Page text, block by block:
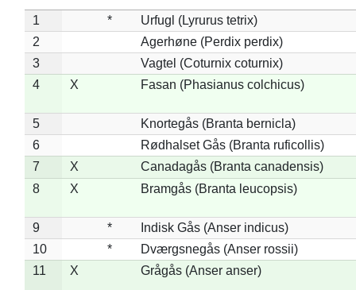
1 *
Urfugl (Lyrurus tetrix)
2
Agerhøne (Perdix perdix)
3
Vagtel (Coturnix coturnix)
4
X Fasan (Phasianus colchicus)
5
Knortegås (Branta bernicla)
6
Rødhalset Gås (Branta ruficollis)
7
X
Canadagås (Branta canadensis)
8
X Bramgås (Branta leucopsis)
9 *
Indisk Gås (Anser indicus)
10
*
Dværgsnegås (Anser rossii)
11
X Grågås (Anser anser)